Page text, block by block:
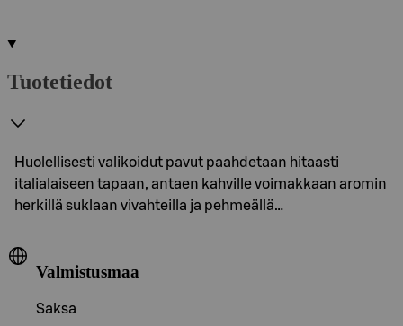
Tuotetiedot
Huolellisesti valikoidut pavut paahdetaan hitaasti
italialaiseen tapaan, antaen kahville voimakkaan aromin
herkillä suklaan vivahteilla ja pehmeällä…
Valmistusmaa
Saksa